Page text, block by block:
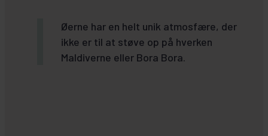
Øerne har en helt unik atmosfære, der
ikke er til at støve op på hverken
Maldiverne eller Bora Bora.